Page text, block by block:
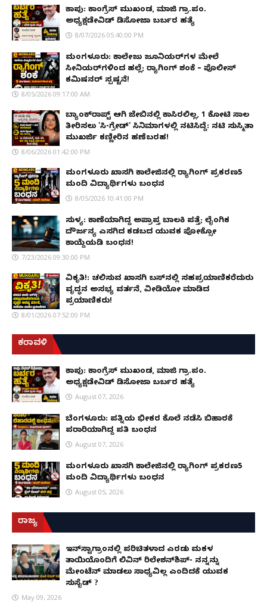
ಕಾಪು: ಕಾಂಗ್ರೆಸ್ ಮುಖಂಡ, ಮಾಜಿ ಗ್ರಾ.ಪಂ.
ಅಧ್ಯಕ್ಷಡೇವಿಡ್ ಡಿಸೋಜಾ ಬರ್ಬರ ಹತ್ಯೆ
8/07/2026 05:40:00 PM
ಮಂಗಳೂರು: ಕಾಲೇಜು ಜೂನಿಯರ್‌ಗಳ ಮೇಲೆ
ಸೀನಿಯರ್‌ಗಳಿಂದ ಹಲ್ಲೆ; ರ‌್ಯಾಗಿಂಗ್ ಶಂಕೆ – ಪೊಲೀಸ್
ಕಮಿಷನರ್ ಸ್ಪಷ್ಟನೆ!
8/05/2026 09:17:00 AM
ಬ್ಯಾಂಕ್‌ರಾಪ್ಟ್‌ ಆಗಿ ಜೇಬಿನಲ್ಲಿ ಕಾಸಿರಲಿಲ್ಲ, ₹1 ಕೋಟಿ ಸಾಲ
ತೀರಿಸಲು 'ಸಿ-ಗ್ರೇಡ್' ಸಿನಿಮಾಗಳಲ್ಲಿ ನಟಿಸಿದ್ದೆ: ನಟಿ ಸುಸ್ಮಿತಾ
ಮುಖರ್ಜಿ ಕಣ್ಣೀರಿನ ಹಣೆಬರಹ!
8/06/2026 01:42:00 PM
ಮಂಗಳೂರು ಖಾಸಗಿ ಕಾಲೇಜಿನಲ್ಲಿ ರ‌್ಯಾಗಿಂಗ್ ಪ್ರಕರಣ5
ಮಂದಿ ವಿದ್ಯಾರ್ಥಿಗಳು ಬಂಧನ
8/05/2026 10:41:00 PM
ಸುಳ್ಯ: ಕಾಣೆಯಾಗಿದ್ದ ಅಪ್ರಾಪ್ತ ಬಾಲಕಿ ಪತ್ತೆ; ಲೈಂಗಿಕ
ದೌರ್ಜನ್ಯ ಎಸಗಿದ ಕಡಬದ ಯುವಕ ಪೋಕ್ಸೋ
ಕಾಯ್ದೆಯಡಿ ಬಂಧನ!
7/23/2026 09:30:00 PM
ವಿಕೃತಿ!: ಚಲಿಸುವ ಖಾಸಗಿ ಬಸ್‌ನಲ್ಲಿ ಸಹಪ್ರಯಾಣಿಕರೆದುರು
ವೃದ್ಧನ ಅಸಭ್ಯ ವರ್ತನೆ, ವೀಡಿಯೋ ಮಾಡಿದ
ಪ್ರಯಾಣಿಕರು!
8/01/2026 07:52:00 PM
ಕರಾವಳಿ
ಕಾಪು: ಕಾಂಗ್ರೆಸ್ ಮುಖಂಡ, ಮಾಜಿ ಗ್ರಾ.ಪಂ.
ಅಧ್ಯಕ್ಷಡೇವಿಡ್ ಡಿಸೋಜಾ ಬರ್ಬರ ಹತ್ಯೆ
August 07, 2026
ಬೆಂಗಳೂರು: ಪತ್ನಿಯ ಭೀಕರ ಕೊಲೆ ನಡೆಸಿ ಬಿಹಾರಕ್ಕೆ
ಪರಾರಿಯಾಗಿದ್ದ ಪತಿ ಬಂಧನ
August 07, 2026
ಮಂಗಳೂರು ಖಾಸಗಿ ಕಾಲೇಜಿನಲ್ಲಿ ರ‌್ಯಾಗಿಂಗ್ ಪ್ರಕರಣ5
ಮಂದಿ ವಿದ್ಯಾರ್ಥಿಗಳು ಬಂಧನ
August 05, 2026
ರಾಜ್ಯ
ಇನ್​ಸ್ಟಾಗ್ರಾಂನಲ್ಲಿ ಪರಿಚಿತಳಾದ ಎರಡು ಮಕ್ಕಳ
ತಾಯಿಯೊಂದಿಗೆ ಲಿವಿನ್ ರಿಲೇಶನ್​ಶಿಪ್- ನನ್ನನ್ನು
ಮೇಂಟೆನ್ ಮಾಡಲು ಸಾಧ್ಯವಿಲ್ಲ ಎಂದಿದಕ್ಕೆ ಯುವಕ
ಸುಸೈಡ್ ?
May 09, 2026